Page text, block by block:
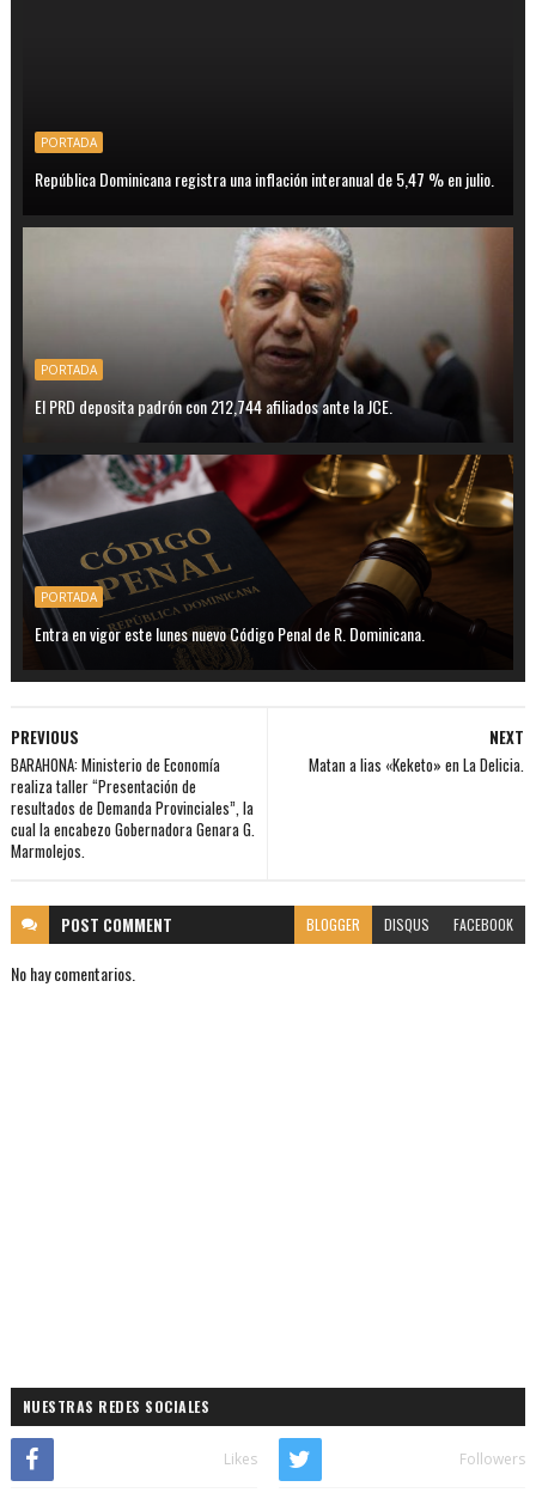
PORTADA
República Dominicana registra una inflación interanual de 5,47 % en julio.
PORTADA
El PRD deposita padrón con 212,744 afiliados ante la JCE.
PORTADA
Entra en vigor este lunes nuevo Código Penal de R. Dominicana.
NEXT
Matan a lias «Keketo» en La Delicia.
PREVIOUS
BARAHONA: Ministerio de Economía
realiza taller “Presentación de
resultados de Demanda Provinciales”, la
cual la encabezo Gobernadora Genara G.
Marmolejos.
POST COMMENT BLOGGER DISQUS FACEBOOK
No hay comentarios.
NUESTRAS REDES SOCIALES
Likes Followers